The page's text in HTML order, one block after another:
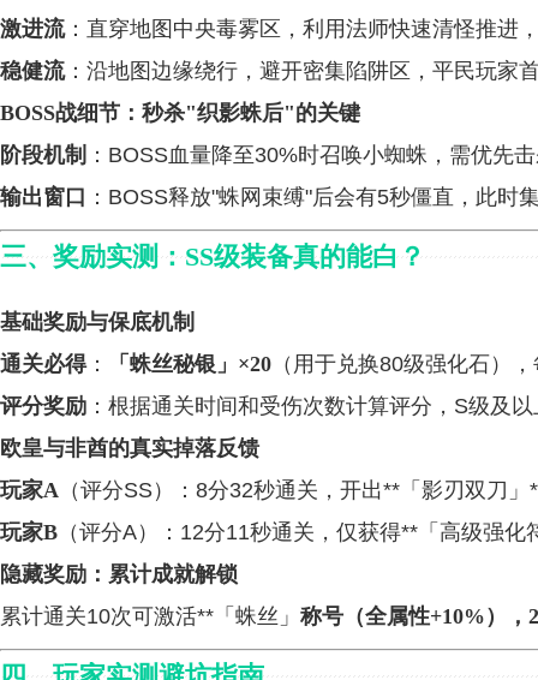
激进流：直穿地图中央毒雾区，利用法师快速清怪推进
稳健流：沿地图边缘绕行，避开密集陷阱区，平民玩家
BOSS战细节：秒杀"织影蛛后"的关键
阶段机制 ：BOSS血量降至30%时召唤小蜘蛛，需优先
输出窗口 ：BOSS释放"蛛网束缚"后会有5秒僵直，此时
三、 奖励实测：SS级装备真的能白？
基础奖励与保底机制
通关必得： 「蛛丝秘银」×20 （用于兑换80级强化石）
评分奖励 ：根据通关时间和受伤次数计算评分，S级及
欧皇与非酋的真实掉落反馈
玩家A （评分SS）：8分32秒通关，开出**「影刃双刀
玩家B （评分A）：12分11秒通关，仅获得**「高级强
隐藏奖励：累计成就解锁
累计通关10次可激活**「蛛丝」 称号（全属性+10%），